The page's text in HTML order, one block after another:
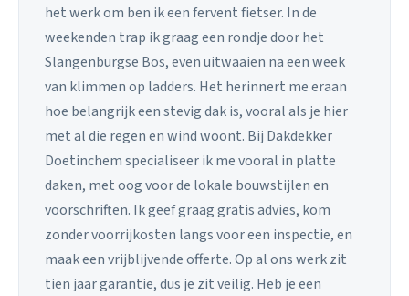
het werk om ben ik een fervent fietser. In de
weekenden trap ik graag een rondje door het
Slangenburgse Bos, even uitwaaien na een week
van klimmen op ladders. Het herinnert me eraan
hoe belangrijk een stevig dak is, vooral als je hier
met al die regen en wind woont. Bij Dakdekker
Doetinchem specialiseer ik me vooral in platte
daken, met oog voor de lokale bouwstijlen en
voorschriften. Ik geef graag gratis advies, kom
zonder voorrijkosten langs voor een inspectie, en
maak een vrijblijvende offerte. Op al ons werk zit
tien jaar garantie, dus je zit veilig. Heb je een